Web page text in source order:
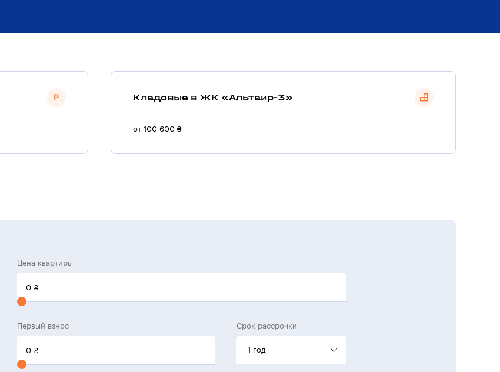
Кладовые в ЖК «Альтаир-3»
от 100 600 ₴
Цена квартиры
0 ₴
Первый взнос
0 ₴
Срок рассрочки
1 год